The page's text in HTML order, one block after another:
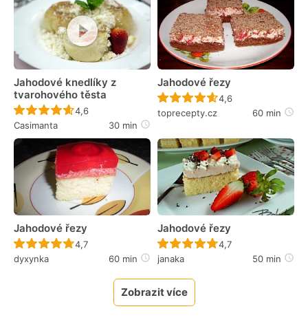
Jahodové knedlíky z
tvarohového těsta
Recept ještě nebyl hodnocen
4,6
Casimanta
30 min
Jahodové řezy
Recept ještě nebyl
4,6
toprecepty.cz
60 min
Jahodové řezy
Recept ještě nebyl hodnocen
4,7
dyxynka
60 min
Jahodové řezy
Recept ještě nebyl
4,7
janaka
50 min
Zobrazit více